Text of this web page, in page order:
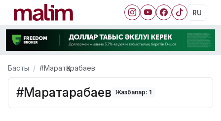
RU
Басты #МаратҚарабаев
#МаратҚарабаев Жазбалар: 1